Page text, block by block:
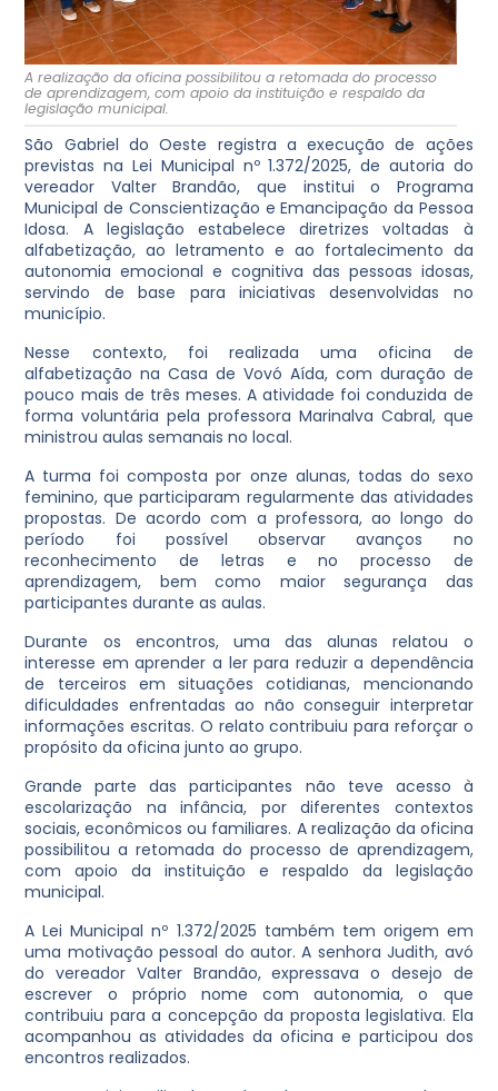
A realização da oficina possibilitou a retomada do processo
de aprendizagem, com apoio da instituição e respaldo da
legislação municipal.
São Gabriel do Oeste registra a execução de ações
previstas na Lei Municipal nº 1.372/2025, de autoria do
vereador Valter Brandão, que institui o Programa
Municipal de Conscientização e Emancipação da Pessoa
Idosa. A legislação estabelece diretrizes voltadas à
alfabetização, ao letramento e ao fortalecimento da
autonomia emocional e cognitiva das pessoas idosas,
servindo de base para iniciativas desenvolvidas no
município.
Nesse contexto, foi realizada uma oficina de
alfabetização na Casa de Vovó Aída, com duração de
pouco mais de três meses. A atividade foi conduzida de
forma voluntária pela professora Marinalva Cabral, que
ministrou aulas semanais no local.
A turma foi composta por onze alunas, todas do sexo
feminino, que participaram regularmente das atividades
propostas. De acordo com a professora, ao longo do
período foi possível observar avanços no
reconhecimento de letras e no processo de
aprendizagem, bem como maior segurança das
participantes durante as aulas.
Durante os encontros, uma das alunas relatou o
interesse em aprender a ler para reduzir a dependência
de terceiros em situações cotidianas, mencionando
dificuldades enfrentadas ao não conseguir interpretar
informações escritas. O relato contribuiu para reforçar o
propósito da oficina junto ao grupo.
Grande parte das participantes não teve acesso à
escolarização na infância, por diferentes contextos
sociais, econômicos ou familiares. A realização da oficina
possibilitou a retomada do processo de aprendizagem,
com apoio da instituição e respaldo da legislação
municipal.
A Lei Municipal nº 1.372/2025 também tem origem em
uma motivação pessoal do autor. A senhora Judith, avó
do vereador Valter Brandão, expressava o desejo de
escrever o próprio nome com autonomia, o que
contribuiu para a concepção da proposta legislativa. Ela
acompanhou as atividades da oficina e participou dos
encontros realizados.